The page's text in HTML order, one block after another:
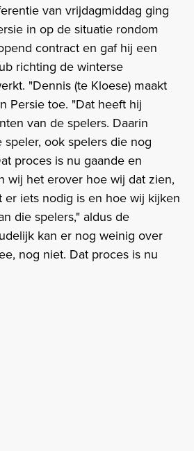
van vrijdagmiddag ging
in op de situatie rondom
contract en gaf hij een
richting de winterse
"Dennis (te Kloese) maakt
Persie toe. "Dat heeft hij
van de spelers. Daarin
ook spelers die nog
proces is nu gaande en
wij het erover hoe wij dat zien,
er iets nodig is en hoe wij kijken
die spelers," aldus de
kan er nog weinig over
nog niet. Dat proces is nu